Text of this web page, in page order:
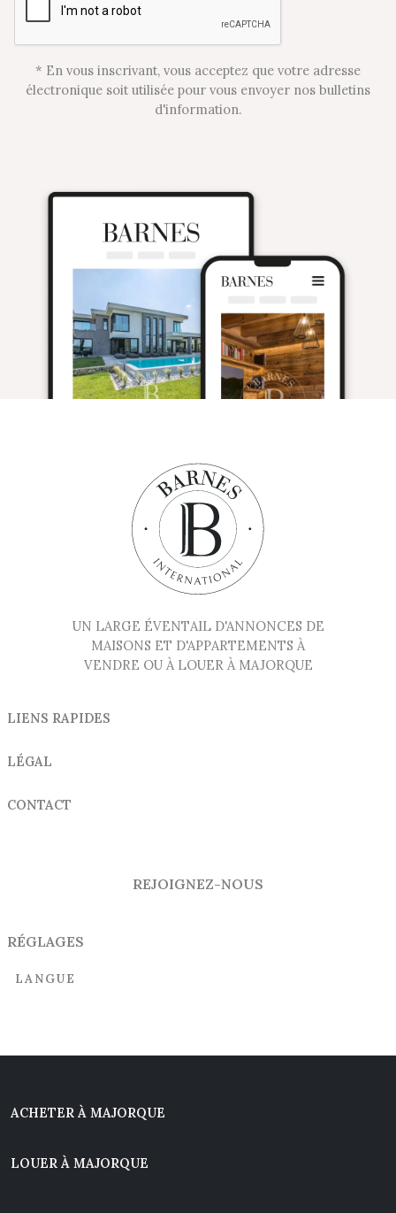
* En vous inscrivant, vous acceptez que votre adresse
électronique soit utilisée pour vous envoyer nos bulletins
d'information.
UN LARGE ÉVENTAIL D'ANNONCES DE
MAISONS ET D'APPARTEMENTS À
VENDRE OU À LOUER À MAJORQUE
LIENS RAPIDES
LÉGAL
CONTACT
REJOIGNEZ-NOUS
RÉGLAGES
LANGUE
ACHETER À MAJORQUE
LOUER À MAJORQUE